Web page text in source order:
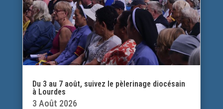
Du 3 au 7 août, suivez le pèlerinage diocésain
à Lourdes
3 Août 2026